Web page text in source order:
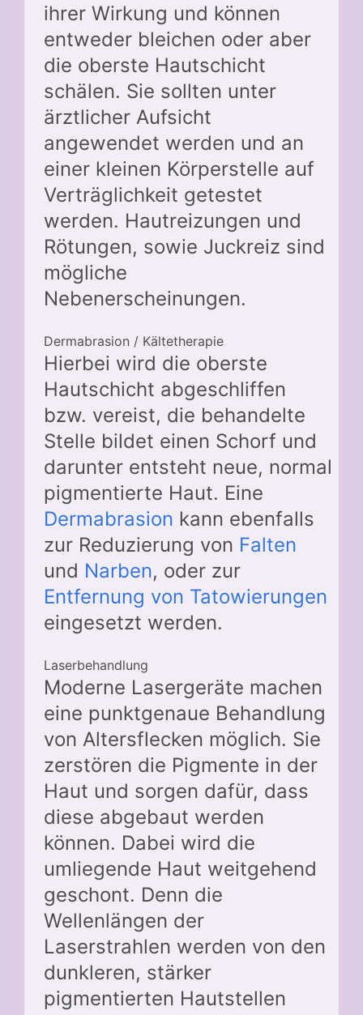
ihrer Wirkung und können
entweder bleichen oder aber
die oberste Hautschicht
schälen. Sie sollten unter
ärztlicher Aufsicht
angewendet werden und an
einer kleinen Körperstelle auf
Verträglichkeit getestet
werden. Hautreizungen und
Rötungen, sowie Juckreiz sind
mögliche
Nebenerscheinungen.
Dermabrasion / Kältetherapie
Hierbei wird die oberste
Hautschicht abgeschliffen
bzw. vereist, die behandelte
Stelle bildet einen Schorf und
darunter entsteht neue, normal
pigmentierte Haut. Eine
Dermabrasion kann ebenfalls
zur Reduzierung von Falten
und Narben, oder zur
Entfernung von Tatowierungen
eingesetzt werden.
Laserbehandlung
Moderne Lasergeräte machen
eine punktgenaue Behandlung
von Altersflecken möglich. Sie
zerstören die Pigmente in der
Haut und sorgen dafür, dass
diese abgebaut werden
können. Dabei wird die
umliegende Haut weitgehend
geschont. Denn die
Wellenlängen der
Laserstrahlen werden von den
dunkleren, stärker
pigmentierten Hautstellen